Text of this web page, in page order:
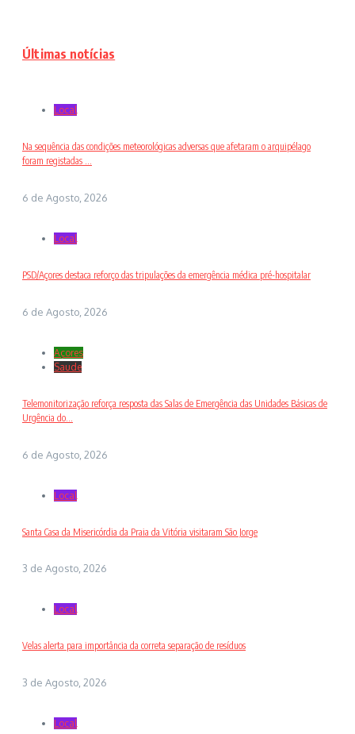
Últimas notícias
Local
Na sequência das condições meteorológicas adversas que afetaram o arquipélago
foram registadas ...
6 de Agosto, 2026
Local
PSD/Açores destaca reforço das tripulações da emergência médica pré-hospitalar
6 de Agosto, 2026
Açores
Saude
Telemonitorização reforça resposta das Salas de Emergência das Unidades Básicas de
Urgência do...
6 de Agosto, 2026
Local
Santa Casa da Misericórdia da Praia da Vitória visitaram São Jorge
3 de Agosto, 2026
Local
Velas alerta para importância da correta separação de resíduos
3 de Agosto, 2026
Local